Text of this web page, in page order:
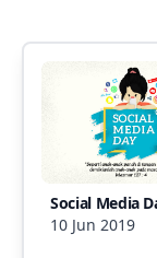
Social Media
10 Jun 2019